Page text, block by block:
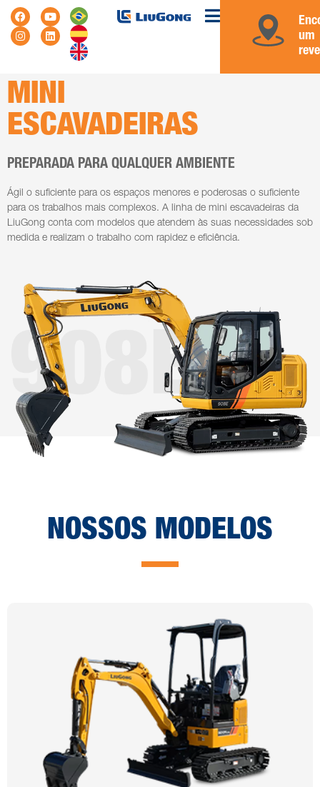
um
MINI
ESCAVADEIRAS
PREPARADA PARA QUALQUER AMBIENTE
Ágil o suficiente para os espaços menores e poderosas o suficiente
para os trabalhos mais complexos. A linha de mini escavadeiras da
LiuGong conta com modelos que atendem às suas necessidades sob
medida e realizam o trabalho com rapidez e eficiência.
NOSSOS MODELOS